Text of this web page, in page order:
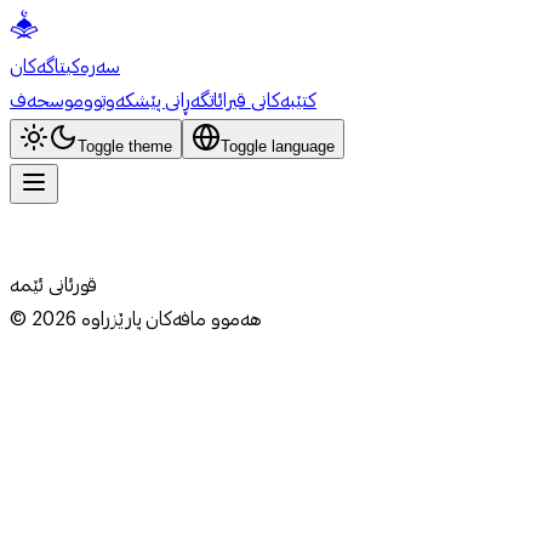
سەرەکیتاگەکان
کتێبەکانی قیرائاتگەڕانی پێشکەوتووموسحەف
Toggle theme Toggle language
قورئانی ئێمە
© 2026هەموو مافەکان پارێزراوە